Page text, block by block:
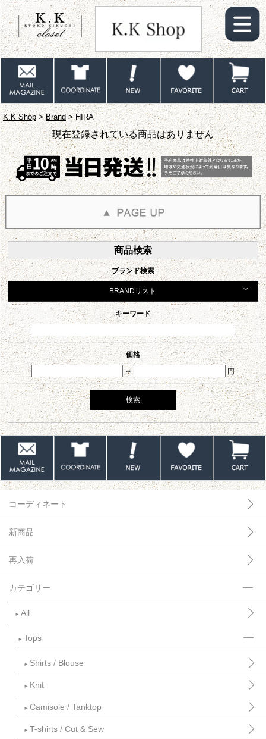
K.K Shop>Brand> HIRA
現在登録されている商品はありません
商品検索
ブランド検索
BRANDリスト
キーワード
価格
～
円
コーディネート
新商品
再入荷
カテゴリー
► All
► Tops
► Shirts / Blouse
► Knit
► Camisole / Tanktop
► T-shirts / Cut & Sew